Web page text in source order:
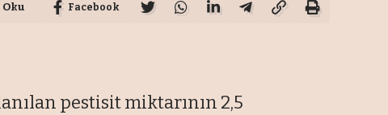
Facebook
pestisit miktarının 2,5